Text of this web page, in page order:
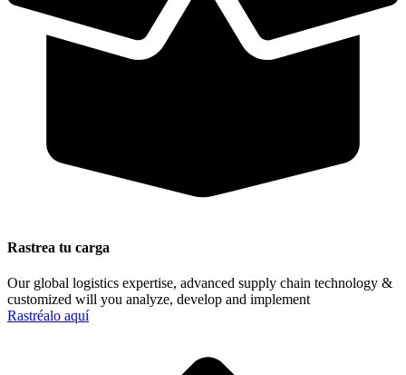
Rastrea tu carga
Our global logistics expertise, advanced supply chain technology &
customized will you analyze, develop and implement
Rastréalo aquí